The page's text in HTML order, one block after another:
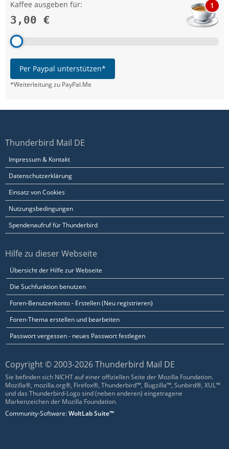
Kaffee ausgeben für:
3,00 €
1
Per Paypal unterstützen*
*Weiterleitung zu PayPal.Me
Thunderbird Mail DE
Impressum & Kontakt
Datenschutzerklärung
Einsatz von Cookies
Nutzungsbedingungen
Spendenaufruf für Thunderbird
Hilfe zu dieser Webseite
Übersicht der Hilfe zur Webseite
Die Suchfunktion benutzen
Foren-Benutzerkonto - Erstellen (Neu registrieren)
Foren-Thema erstellen und bearbeiten
Passwort vergessen - neues Passwort festlegen
Copyright © 2003-2026 Thunderbird Mail DE
Sie befinden sich NICHT auf einer offiziellen Seite der Mozilla Foundation.
Mozilla®, mozilla.org®, Firefox®, Thunderbird™, Bugzilla™, Sunbird®, XUL™
und das Thunderbird-Logo sind (neben anderen) eingetragene
Markenzeichen der Mozilla Foundation.
Community-Software:WoltLab Suite™